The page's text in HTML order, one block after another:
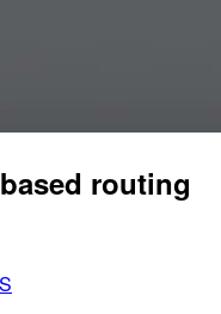
based routing